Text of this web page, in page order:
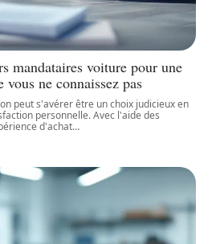
mandataires voiture pour une
vous ne connaissez pas
peut s'avérer être un choix judicieux en
personnelle. Avec l'aide des
d'achat…